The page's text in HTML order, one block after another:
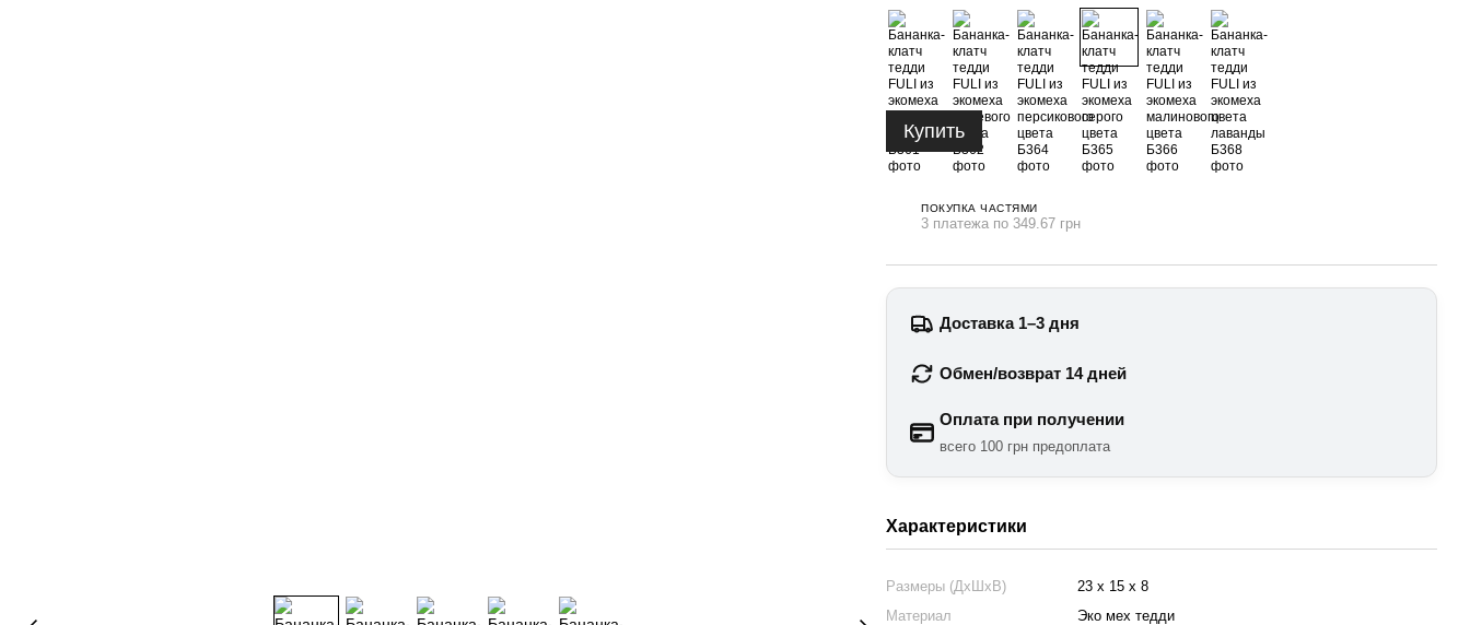
Купить
ПОКУПКА ЧАСТЯМИ
3 платежа по 349.67 грн
Доставка 1–3 дня
Обмен/возврат 14 дней
Оплата при получении
всего 100 грн предоплата
Характеристики
Размеры (ДхШхВ)
23 х 15 х 8
Материал
Эко мех тедди